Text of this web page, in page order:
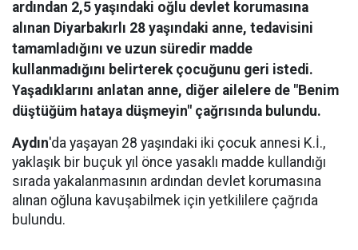
ardından 2,5 yaşındaki oğlu devlet korumasına
alınan Diyarbakırlı 28 yaşındaki anne, tedavisini
tamamladığını ve uzun süredir madde
kullanmadığını belirterek çocuğunu geri istedi.
Yaşadıklarını anlatan anne, diğer ailelere de "Benim
düştüğüm hataya düşmeyin" çağrısında bulundu.
Aydın'da yaşayan 28 yaşındaki iki çocuk annesi K.İ.,
yaklaşık bir buçuk yıl önce yasaklı madde kullandığı
sırada yakalanmasının ardından devlet korumasına
alınan oğluna kavuşabilmek için yetkililere çağrıda
bulundu.